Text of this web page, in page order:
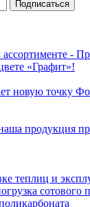
-
«Графит»!
новую точку
продукция
теплиц и
сотового